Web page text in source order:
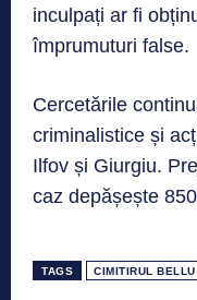
inculpați ar fi
împrumuturi false.
Cercetările
criminalistice și
Ilfov și Giurgiu.
caz depășește
TAGS CIMITIRUL BELLU